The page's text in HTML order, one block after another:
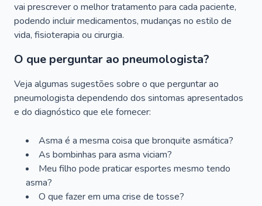
vai prescrever o melhor tratamento para cada paciente,
podendo incluir medicamentos, mudanças no estilo de
vida, fisioterapia ou cirurgia.
O que perguntar ao pneumologista?
Veja algumas sugestões sobre o que perguntar ao
pneumologista dependendo dos sintomas apresentados
e do diagnóstico que ele fornecer:
Asma é a mesma coisa que bronquite asmática?
As bombinhas para asma viciam?
Meu filho pode praticar esportes mesmo tendo
asma?
O que fazer em uma crise de tosse?